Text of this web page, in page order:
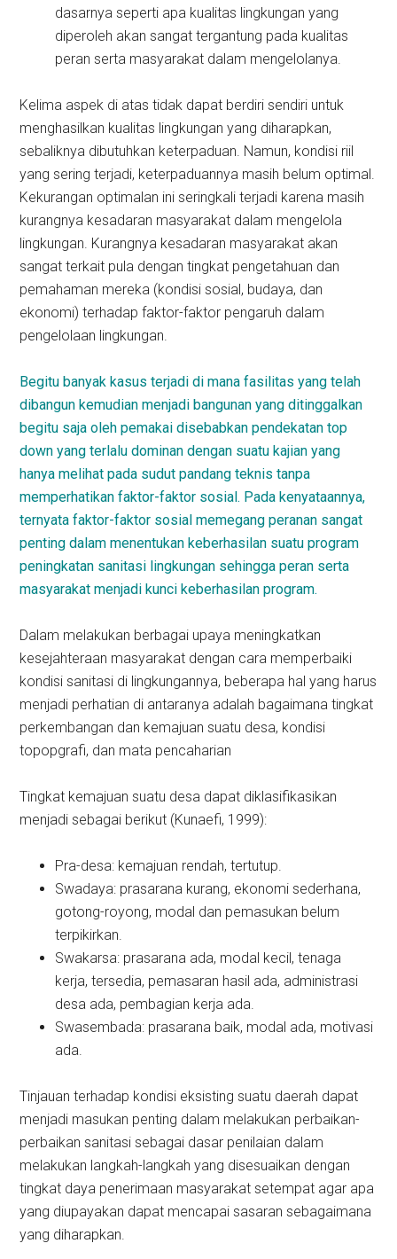
dasarnya seperti apa kualitas lingkungan yang
diperoleh akan sangat tergantung pada kualitas
peran serta masyarakat dalam mengelolanya.
Kelima aspek di atas tidak dapat berdiri sendiri untuk
menghasilkan kualitas lingkungan yang diharapkan,
sebaliknya dibutuhkan keterpaduan. Namun, kondisi riil
yang sering terjadi, keterpaduannya masih belum optimal.
Kekurangan optimalan ini seringkali terjadi karena masih
kurangnya kesadaran masyarakat dalam mengelola
lingkungan. Kurangnya kesadaran masyarakat akan
sangat terkait pula dengan tingkat pengetahuan dan
pemahaman mereka (kondisi sosial, budaya, dan
ekonomi) terhadap faktor-faktor pengaruh dalam
pengelolaan lingkungan.
Begitu banyak kasus terjadi di mana fasilitas yang telah
dibangun kemudian menjadi bangunan yang ditinggalkan
begitu saja oleh pemakai disebabkan pendekatan top
down yang terlalu dominan dengan suatu kajian yang
hanya melihat pada sudut pandang teknis tanpa
memperhatikan faktor-faktor sosial. Pada kenyataannya,
ternyata faktor-faktor sosial memegang peranan sangat
penting dalam menentukan keberhasilan suatu program
peningkatan sanitasi lingkungan sehingga peran serta
masyarakat menjadi kunci keberhasilan program.
Dalam melakukan berbagai upaya meningkatkan
kesejahteraan masyarakat dengan cara memperbaiki
kondisi sanitasi di lingkungannya, beberapa hal yang harus
menjadi perhatian di antaranya adalah bagaimana tingkat
perkembangan dan kemajuan suatu desa, kondisi
topopgrafi, dan mata pencaharian
Tingkat kemajuan suatu desa dapat diklasifikasikan
menjadi sebagai berikut (Kunaefi, 1999):
Pra-desa: kemajuan rendah, tertutup.
Swadaya: prasarana kurang, ekonomi sederhana,
gotong-royong, modal dan pemasukan belum
terpikirkan.
Swakarsa: prasarana ada, modal kecil, tenaga
kerja, tersedia, pemasaran hasil ada, administrasi
desa ada, pembagian kerja ada.
Swasembada: prasarana baik, modal ada, motivasi
ada.
Tinjauan terhadap kondisi eksisting suatu daerah dapat
menjadi masukan penting dalam melakukan perbaikan-
perbaikan sanitasi sebagai dasar penilaian dalam
melakukan langkah-langkah yang disesuaikan dengan
tingkat daya penerimaan masyarakat setempat agar apa
yang diupayakan dapat mencapai sasaran sebagaimana
yang diharapkan.